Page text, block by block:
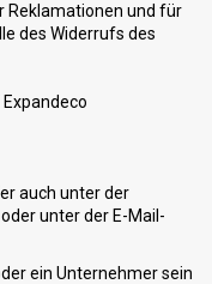
Reklamationen und für
des Widerrufs des
auch unter der
unter der E-Mail-
ein Unternehmer sein